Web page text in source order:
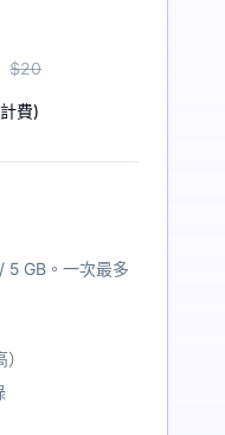
$20
費)
5 GB。一次最多